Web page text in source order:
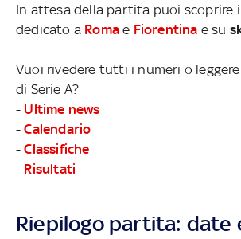
In attesa della partita puoi scoprire
dedicato a Roma e Fiorentina e su
Vuoi rivedere tutti i numeri o
di Serie A?
- Ultime news
-Calendario
-Classifiche
- Risultati
Riepilogo partita: date